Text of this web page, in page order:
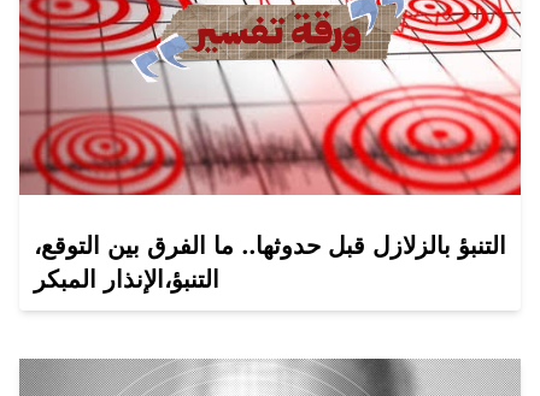
التنبؤ بالزلازل قبل حدوثها.. ما الفرق بين التوقع،
التنبؤ،الإنذار المبكر